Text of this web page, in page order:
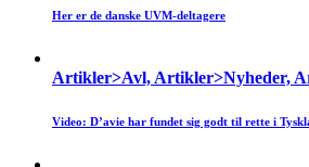
Her er de danske UVM-deltagere
Artikler>Avl, Artikler>Nyheder,
Video: D’avie har fundet sig godt til rette i